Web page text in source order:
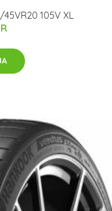
105V XL